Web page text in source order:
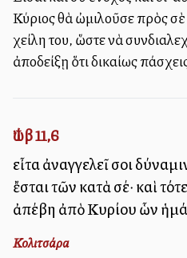
Κύριος θὰ ὠμιλοῦσε πρὸς
χείλη του, ὥστε νὰ
ἀποδείξῃ ὅτι δικαίως
Ἰώβ 11,6
εἶτα ἀναγγελεῖ σοι
ἔσται τῶν κατὰ σέ· καὶ
ἀπέβη ἀπὸ Κυρίου ὧν
Κολιτσάρα